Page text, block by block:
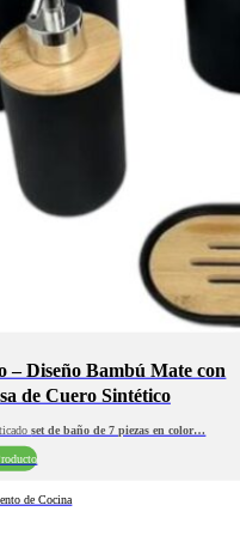
– Diseño Bambú Mate con
de Cuero Sintético
set de baño de 7 piezas en color…
de Cocina